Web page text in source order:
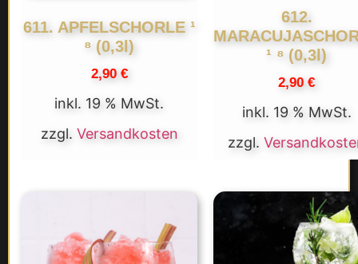
611. APFELSCHORLE ¹
⁸ (0,3l)
2,90 €
inkl. 19 % MwSt.
zzgl. Versandkosten
612.
¹ ⁸ (0,3l)
2,90€
inkl. 19 % MwSt.
zzgl.